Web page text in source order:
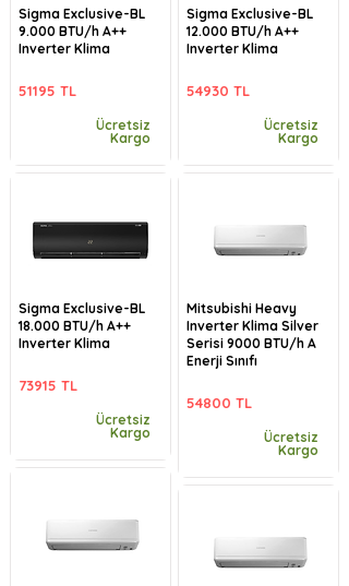
Sigma Exclusive-BL
9.000 BTU/h A++
Inverter Klima
51195 TL
Ücretsiz
Kargo
Sigma Exclusive-BL
18.000 BTU/h A++
Inverter Klima
73915 TL
Ücretsiz
Kargo
Sigma Exclusive-BL
12.000 BTU/h A++
Inverter Klima
54930 TL
Ücretsiz
Kargo
Mitsubishi Heavy
Inverter Klima Silver
Serisi 9000 BTU/h A
Enerji Sınıfı
54800 TL
Ücretsiz
Kargo